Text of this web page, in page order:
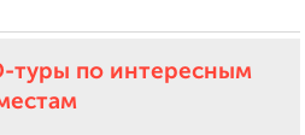
туры по интересным